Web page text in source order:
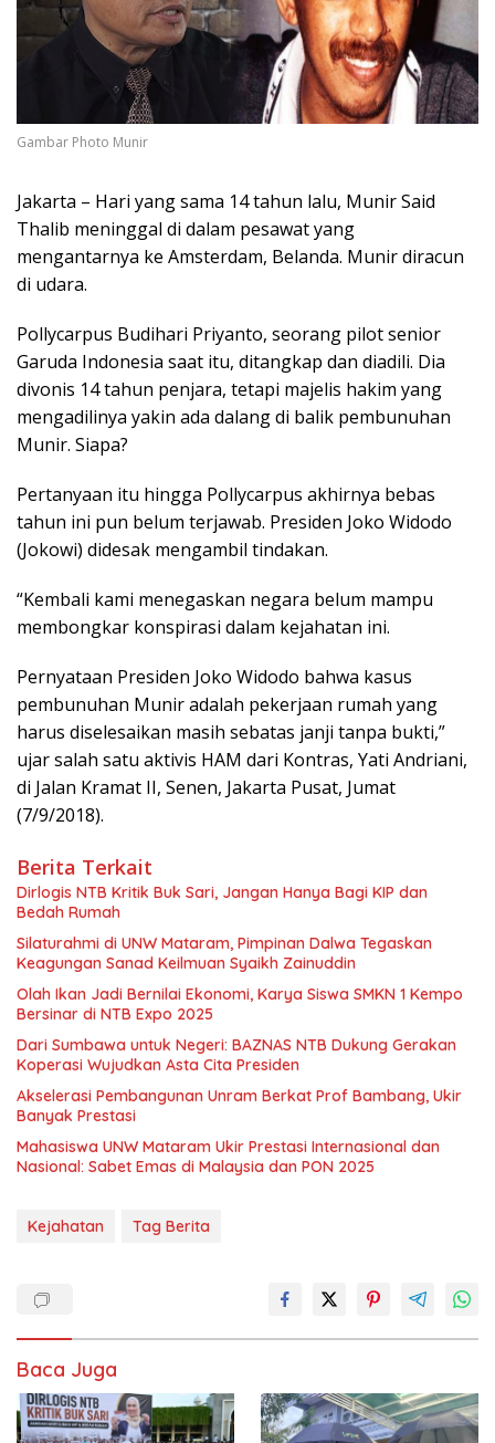
Gambar Photo Munir
Jakarta – Hari yang sama 14 tahun lalu, Munir Said
Thalib meninggal di dalam pesawat yang
mengantarnya ke Amsterdam, Belanda. Munir diracun
di udara.
Pollycarpus Budihari Priyanto, seorang pilot senior
Garuda Indonesia saat itu, ditangkap dan diadili. Dia
divonis 14 tahun penjara, tetapi majelis hakim yang
mengadilinya yakin ada dalang di balik pembunuhan
Munir. Siapa?
Pertanyaan itu hingga Pollycarpus akhirnya bebas
tahun ini pun belum terjawab. Presiden Joko Widodo
(Jokowi) didesak mengambil tindakan.
“Kembali kami menegaskan negara belum mampu
membongkar konspirasi dalam kejahatan ini.
Pernyataan Presiden Joko Widodo bahwa kasus
pembunuhan Munir adalah pekerjaan rumah yang
harus diselesaikan masih sebatas janji tanpa bukti,”
ujar salah satu aktivis HAM dari Kontras, Yati Andriani,
di Jalan Kramat II, Senen, Jakarta Pusat, Jumat
(7/9/2018).
Berita Terkait
Dirlogis NTB Kritik Buk Sari, Jangan Hanya Bagi KIP dan
Bedah Rumah
Silaturahmi di UNW Mataram, Pimpinan Dalwa Tegaskan
Keagungan Sanad Keilmuan Syaikh Zainuddin
Olah Ikan Jadi Bernilai Ekonomi, Karya Siswa SMKN 1 Kempo
Bersinar di NTB Expo 2025
Dari Sumbawa untuk Negeri: BAZNAS NTB Dukung Gerakan
Koperasi Wujudkan Asta Cita Presiden
Akselerasi Pembangunan Unram Berkat Prof Bambang, Ukir
Banyak Prestasi
Mahasiswa UNW Mataram Ukir Prestasi Internasional dan
Nasional: Sabet Emas di Malaysia dan PON 2025
Kejahatan Tag Berita
Baca Juga